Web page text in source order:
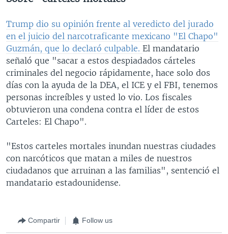
Trump dio su opinión frente al veredicto del jurado
en el juicio del narcotraficante mexicano "El Chapo"
Guzmán, que lo declaró culpable. El mandatario
señaló que "sacar a estos despiadados cárteles
criminales del negocio rápidamente, hace solo dos
días con la ayuda de la DEA, el ICE y el FBI, tenemos
personas increíbles y usted lo vio. Los fiscales
obtuvieron una condena contra el líder de estos
Carteles: El Chapo".
"Estos carteles mortales inundan nuestras ciudades
con narcóticos que matan a miles de nuestros
ciudadanos que arruinan a las familias", sentenció el
mandatario estadounidense.
Compartir Follow us